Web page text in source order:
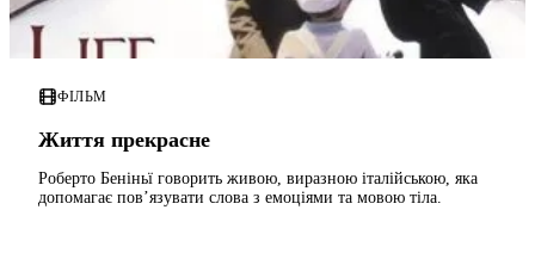
ФІЛЬМ
Життя прекрасне
Роберто Беніньї говорить живою, виразною італійською, яка
допомагає пов’язувати слова з емоціями та мовою тіла.